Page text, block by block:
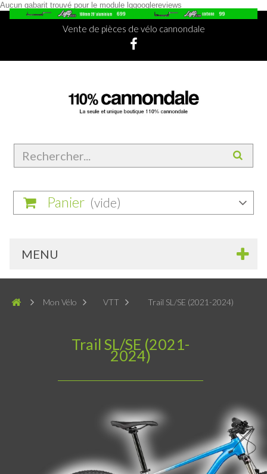
Aucun gabarit trouvé pour le module lggooglereviews
Vente de pièces de vélo cannondale
Panier (vide)
MENU
Mon Vélo VTT Trail SL/SE (2021-2024)
Trail SL/SE (2021-
2024)